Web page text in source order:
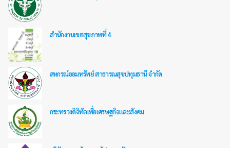
สำนักงานเขตสุขภาพที่ 4
สหกรณ์ออมทรัพย์ สาธารณสุขปทุมธานี จำกัด
กระทรวงดิจิทัลเพื่อเศรษฐกิจและสังคม